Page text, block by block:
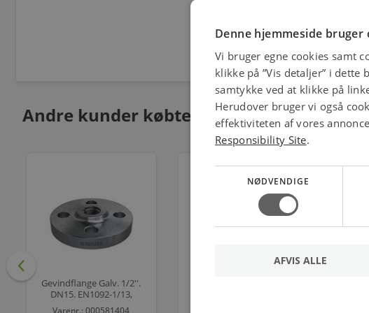
Andre kunder købte også
Gevindflange Galv. 1/2''.
DN15. EN1092-1/13,
P250GH PN16/40.
Varenr.: 000581404
Denne hjemmeside bruger
Vi bruger egne cookies samt
klikke på ”Vis detaljer” i
samtykke ved at klikke på
Herudover bruger vi også
effektiviteten af vores
Responsibility Site.
NØDVENDIGE
AFVIS ALLE